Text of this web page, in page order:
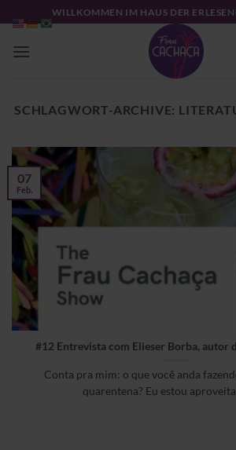
Inhalt
springen
WILLKOMMEN IM HAUS DER
SCHLAGWORT-ARCHIVE:
#12 Entrevista com Elieser Borba, autor
Conta pra mim: o que você anda
quarentena? Eu estou
07
Feb.